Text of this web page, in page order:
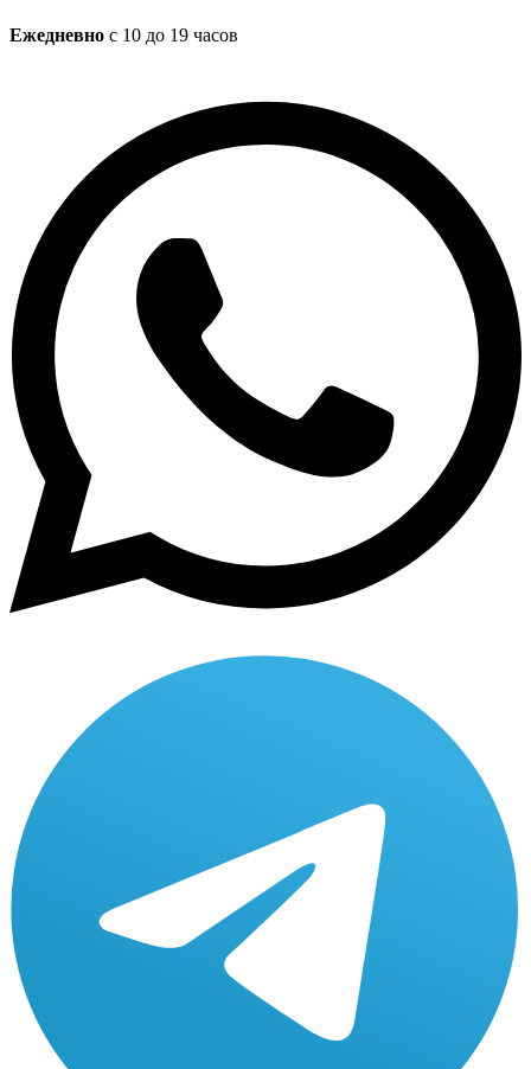
Ежедневно с 10 до 19 часов